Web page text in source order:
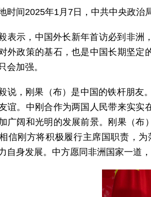
时间2025年1月7日，中共中央政治
表示，中国外长新年首访必到非洲
外政策的基石，也是中国长期坚定
会加强。
说，刚果（布）是中国的铁杆朋友
谊。中刚合作为两国人民带来实实
广阔和光明的发展前景。刚果（布
信刚方将积极履行主席国职责，
自身发展。中方愿同非洲国家一道